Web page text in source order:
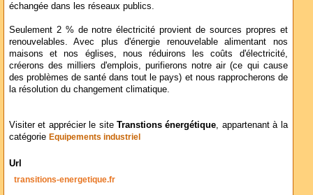
échangée dans les réseaux publics.
Seulement 2 % de notre électricité provient de sources propres et
renouvelables. Avec plus d'énergie renouvelable alimentant nos
maisons et nos églises, nous réduirons les coûts d'électricité,
créerons des milliers d'emplois, purifierons notre air (ce qui cause
des problèmes de santé dans tout le pays) et nous rapprocherons de
la résolution du changement climatique.
Visiter et apprécier le siteTranstions énergétique, appartenant à la
catégorie Equipements industriel
Url
transitions-energetique.fr